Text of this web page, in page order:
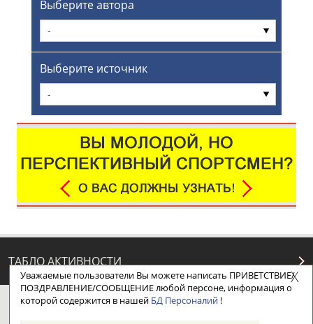
Выберите автора
-
Выберите источник
-
ТАБЛО АКТИВНОСТИ
ЦЕЛИ ПРОЕКТА НАШИ КНОПКИ
Уважаемые пользователи Вы можете написать ПРИВЕТСТВИЕ/
ПОЗДРАВЛЕНИЕ/СООБЩЕНИЕ любой персоне, информация о
которой содержится в нашей БД Персоналий!